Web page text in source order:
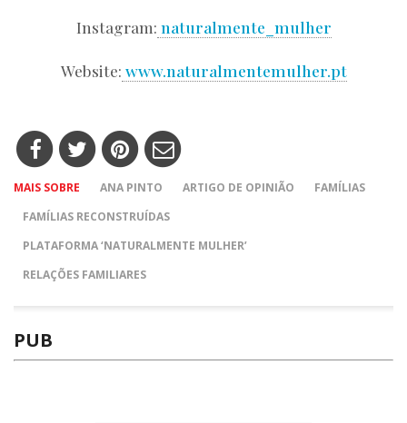
Instagram: naturalmente_mulher
Website: www.naturalmentemulher.pt
MAIS SOBRE ANA PINTO ARTIGO DE OPINIÃO
FAMÍLIAS
FAMÍLIAS RECONSTRUÍDAS
PLATAFORMA ‘NATURALMENTE MULHER’
RELAÇÕES FAMILIARES
PUB